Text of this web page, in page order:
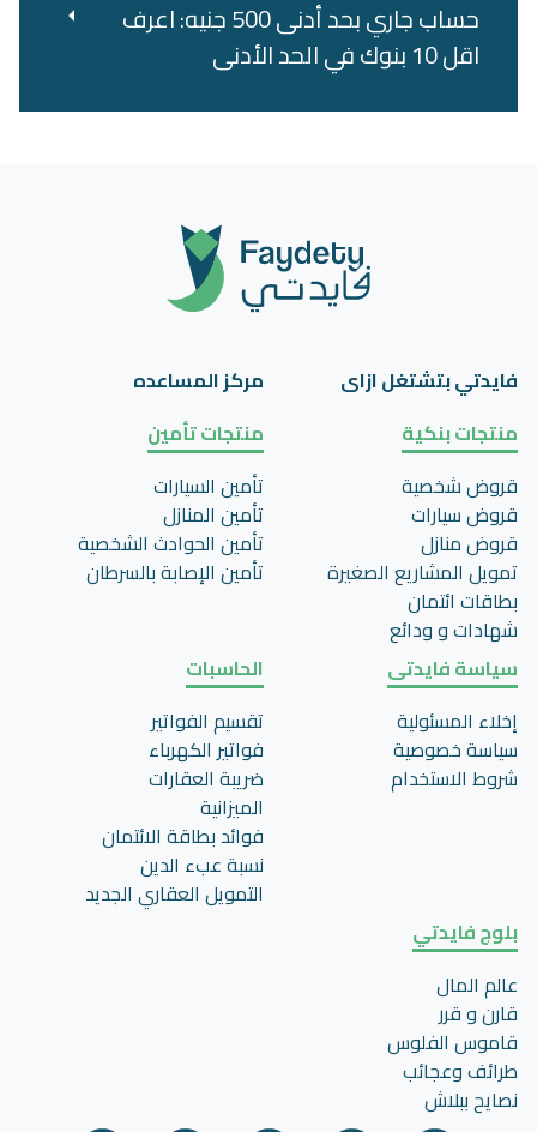
حساب جاري بحد أدنى 500 جنيه: اعرف
اقل 10 بنوك في الحد الأدنى
فايدتي بتشتغل ازاى
مركز المساعده
منتجات بنكية
قروض شخصية
قروض سيارات
قروض منازل
تمويل المشاريع الصغيرة
بطاقات ائتمان
شهادات و ودائع
منتجات تأمين
تأمين السيارات
تأمين المنازل
تأمين الحوادث الشخصية
تأمين اﻹصابة بالسرطان
سياسة فايدتى
إخلاء المسئولية
سياسة خصوصية
شروط الاستخدام
الحاسبات
تقسيم الفواتير
فواتير الكهرباء
ضريبة العقارات
الميزانية
فوائد بطاقة الائتمان
نسبة عبء الدين
التمويل العقاري الجديد
بلوج فايدتي
عالم المال
قارن و قرر
قاموس الفلوس
طرائف وعجائب
نصايح ببلاش